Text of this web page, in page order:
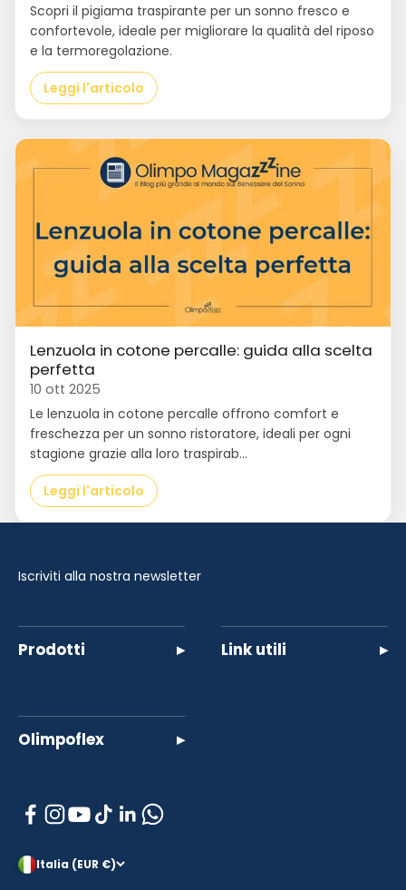
Scopri il pigiama traspirante per un sonno fresco e
confortevole, ideale per migliorare la qualità del riposo
e la termoregolazione.
Leggi l'articolo
Lenzuola in cotone percalle: guida alla scelta
perfetta
10 ott 2025
Le lenzuola in cotone percalle offrono comfort e
freschezza per un sonno ristoratore, ideali per ogni
stagione grazie alla loro traspirab...
Leggi l'articolo
Iscriviti alla nostra newsletter
Prodotti ▸ Link utili ▸
Olimpoflex ▸
Italia (EUR €)